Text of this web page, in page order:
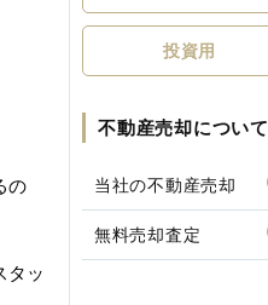
投資用
不動産売却について
当社の不動産売却
無料売却査定